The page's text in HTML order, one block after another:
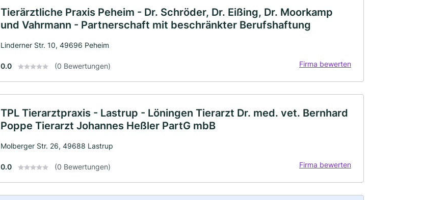
Tierärztliche Praxis Peheim - Dr. Schröder, Dr. Eißing, Dr. Moorkamp
und Vahrmann - Partnerschaft mit beschränkter Berufshaftung
Linderner Str. 10, 49696 Peheim
0.0 (0 Bewertungen) Firma bewerten
TPL Tierarztpraxis - Lastrup - Löningen Tierarzt Dr. med. vet. Bernhard
Poppe Tierarzt Johannes Heßler PartG mbB
Molberger Str. 26, 49688 Lastrup
0.0 (0 Bewertungen) Firma bewerten